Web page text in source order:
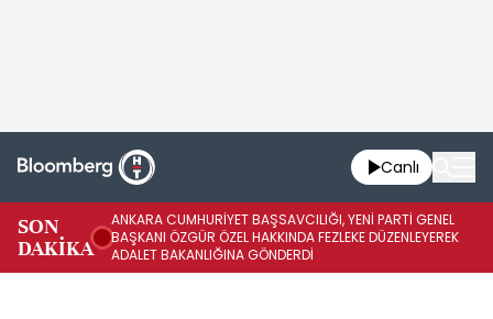
Canlı
SON
DAKİKA
ANKARA CUMHURİYET BAŞSAVCILIĞI, YENİ PARTİ GENEL
BAŞKANI ÖZGÜR ÖZEL HAKKINDA FEZLEKE DÜZENLEYEREK
ADALET BAKANLIĞINA GÖNDERDİ